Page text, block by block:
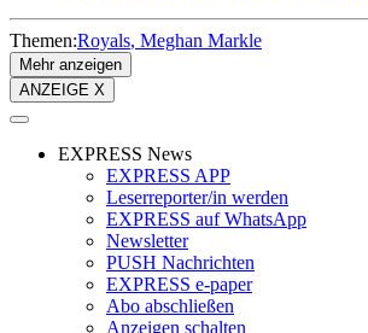
Themen:Royals Meghan Markle
Mehr anzeigen
ANZEIGE X
EXPRESS News
EXPRESS APP
Leserreporter/in werden
EXPRESS auf WhatsApp
Newsletter
PUSH Nachrichten
EXPRESS e-paper
Abo abschließen
Anzeigen schalten